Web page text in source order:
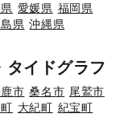
愛媛県 福岡県
県 沖縄県
タイドグラフ
市 桑名市 尾鷲市
大紀町 紀宝町